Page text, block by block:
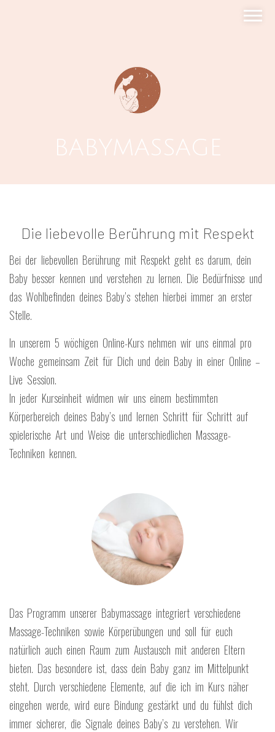
BABYMASSAGE
Die liebevolle Berührung mit Respekt
Bei der liebevollen Berührung mit Respekt geht es darum, dein
Baby besser kennen und verstehen zu lernen. Die Bedürfnisse und
das Wohlbefinden deines Baby’s stehen hierbei immer an erster
Stelle.
In unserem 5 wöchigen Online-Kurs nehmen wir uns einmal pro
Woche gemeinsam Zeit für Dich und dein Baby in einer Online –
Live Session.
In jeder Kurseinheit widmen wir uns einem bestimmten
Körperbereich deines Baby’s und lernen Schritt für Schritt auf
spielerische Art und Weise die unterschiedlichen Massage-
Techniken kennen.
Das Programm unserer Babymassage integriert verschiedene
Massage-Techniken sowie Körperübungen und soll für euch
natürlich auch einen Raum zum Austausch mit anderen Eltern
bieten. Das besondere ist, dass dein Baby ganz im Mittelpunkt
steht. Durch verschiedene Elemente, auf die ich im Kurs näher
eingehen werde, wird eure Bindung gestärkt und du fühlst dich
immer sicherer, die Signale deines Baby’s zu verstehen. Wir